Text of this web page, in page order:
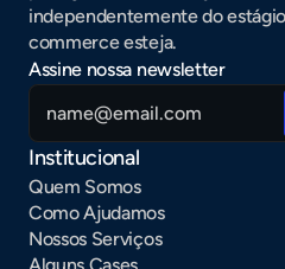
independentemente do
commerce esteja.
Assine nossa newsletter
Institucional
Quem Somos
Como Ajudamos
Nossos Serviços